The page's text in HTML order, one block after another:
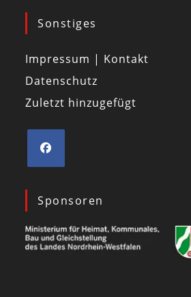
Sonstiges
Impressum | Kontakt
Datenschutz
Zuletzt hinzugefügt
Sponsoren